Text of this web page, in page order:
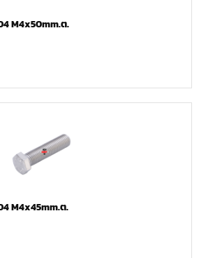
M4x50mm.ต.
M4x45mm.ต.